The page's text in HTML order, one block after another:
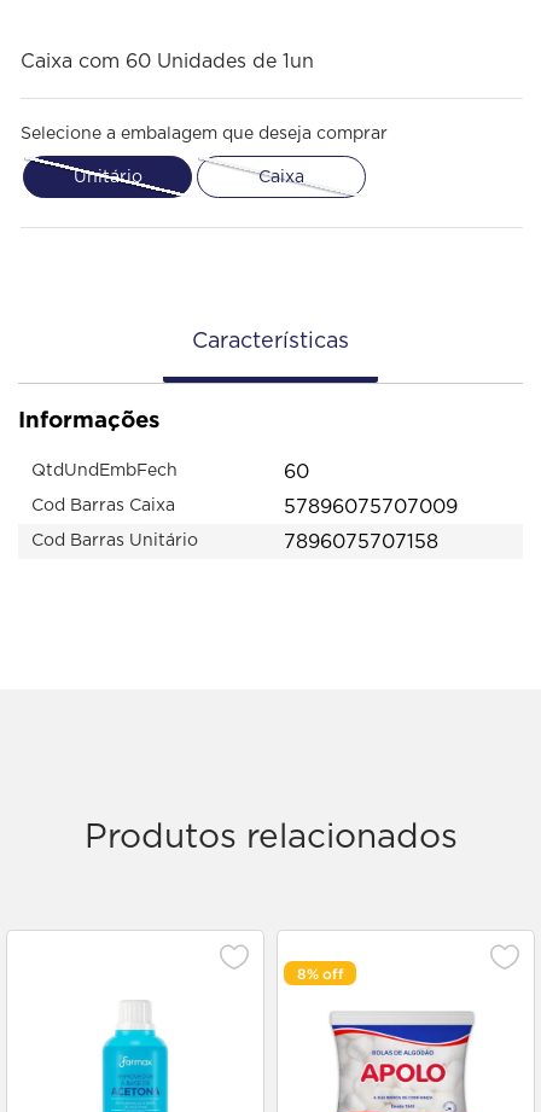
Caixa com 60 Unidades de 1un
Selecione a embalagem que deseja comprar
Unitário Caixa
Características
Informações
QtdUndEmbFech 60
Cod Barras Caixa 57896075707009
Cod Barras Unitário 7896075707158
Produtos relacionados
8%